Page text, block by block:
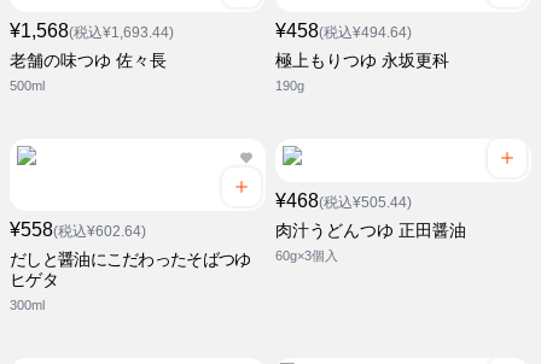
¥1,568(税込¥1,693.44)
老舗の味つゆ 佐々長
500ml
¥458(税込¥494.64)
極上もりつゆ 永坂更科
190g
¥558(税込¥602.64)
だしと醤油にこだわったそばつゆ
ヒゲタ
300ml
¥468(税込¥505.44)
肉汁うどんつゆ 正田醤油
60g×3個入